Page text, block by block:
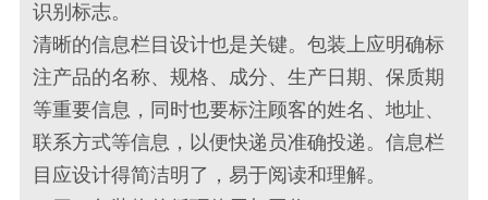
识别标志。
清晰的信息栏目设计也是关键。包装上应明确标
注产品的名称、规格、成分、生产日期、保质期
等重要信息，同时也要标注顾客的姓名、地址、
联系方式等信息，以便快递员准确投递。信息栏
目应设计得简洁明了，易于阅读和理解。